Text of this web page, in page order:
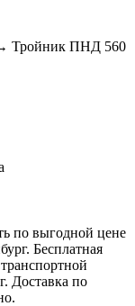
Тройник ПНД 560
по выгодной цене
Бесплатная
Доставка по